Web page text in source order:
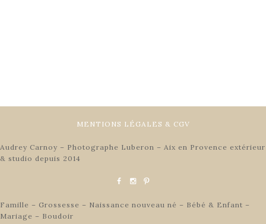
MENTIONS LÉGALES & CGV
Audrey Carnoy – Photographe Luberon – Aix en Provence extérieur
& studio depuis 2014
Famille – Grossesse – Naissance nouveau né – Bébé & Enfant –
Mariage – Boudoir